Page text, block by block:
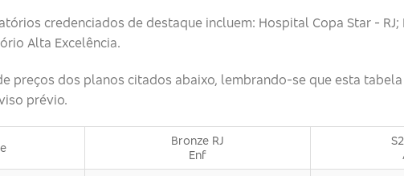
credenciados de destaque incluem: Hospital Copa Star -
Alta Excelência.
preços dos planos citados abaixo, lembrando-se que esta
prévio.
Bronze RJ
Enf